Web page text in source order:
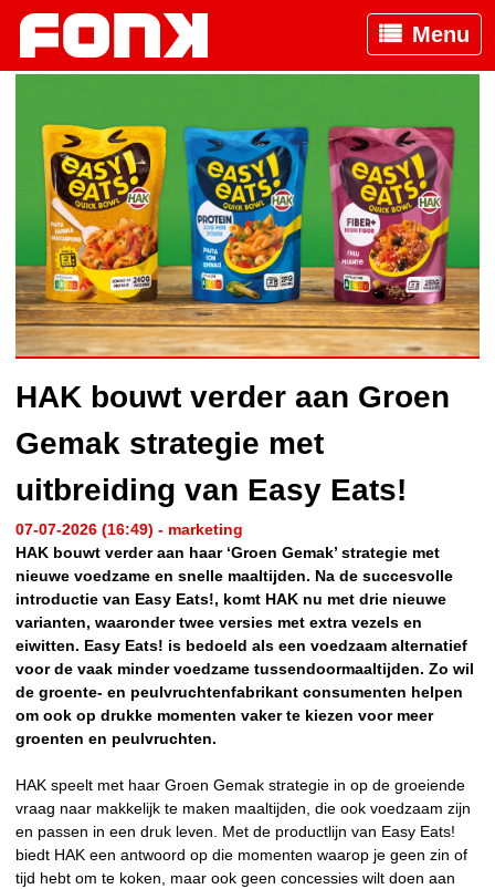
Menu
HAK bouwt verder aan Groen
Gemak strategie met
uitbreiding van Easy Eats!
07-07-2026 (16:49) - marketing
HAK bouwt verder aan haar ‘Groen Gemak’ strategie met
nieuwe voedzame en snelle maaltijden. Na de succesvolle
introductie van Easy Eats!, komt HAK nu met drie nieuwe
varianten, waaronder twee versies met extra vezels en
eiwitten. Easy Eats! is bedoeld als een voedzaam alternatief
voor de vaak minder voedzame tussendoormaaltijden. Zo wil
de groente- en peulvruchtenfabrikant consumenten helpen
om ook op drukke momenten vaker te kiezen voor meer
groenten en peulvruchten.
HAK speelt met haar Groen Gemak strategie in op de groeiende
vraag naar makkelijk te maken maaltijden, die ook voedzaam zijn
en passen in een druk leven. Met de productlijn van Easy Eats!
biedt HAK een antwoord op die momenten waarop je geen zin of
tijd hebt om te koken, maar ook geen concessies wilt doen aan